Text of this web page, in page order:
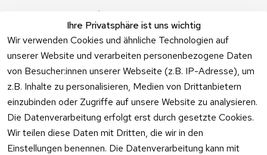
Ihre Privatsphäre ist uns wichtig
Wir verwenden Cookies und ähnliche Technologien auf
unserer Website und verarbeiten personenbezogene Daten
von Besucher:innen unserer Webseite (z.B. IP-Adresse), um
z.B. Inhalte zu personalisieren, Medien von Drittanbietern
einzubinden oder Zugriffe auf unsere Website zu analysieren.
Die Datenverarbeitung erfolgt erst durch gesetzte Cookies.
Wir teilen diese Daten mit Dritten, die wir in den
Einstellungen benennen. Die Datenverarbeitung kann mit
Angebote
Feuerwerk
Online kaufen
Vertrag
widerrufen